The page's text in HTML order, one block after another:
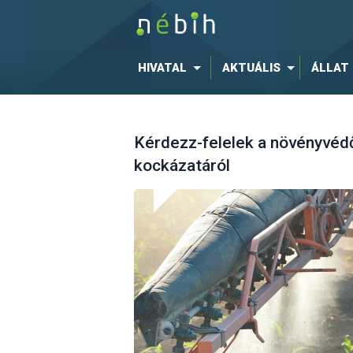
HIVATAL AKTUÁLIS ÁLLAT
Kérdezz-felelek a
kockázatáról